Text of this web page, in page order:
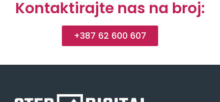
Kontaktirajte nas na broj:
+387 62 600 607